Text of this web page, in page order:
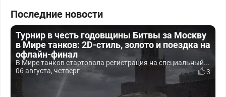
Последние новости
Турнир в честь годовщины Битвы за Москву
в Мире танков: 2D-стиль, золото и поездка на
офлайн-финал
В Мире танков стартовала регистрация на специальный...
06 августа, четверг
3